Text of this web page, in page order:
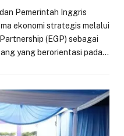
Pemerintah Inggris
ekonomi strategis melalui
(EGP) sebagai
yang berorientasi pada…